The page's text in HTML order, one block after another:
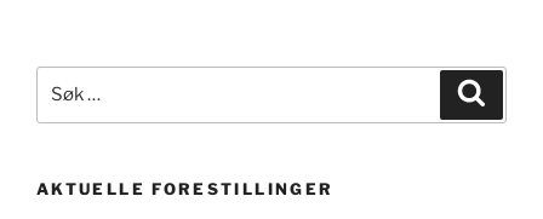
etter:
AKTUELLE FORESTILLINGER